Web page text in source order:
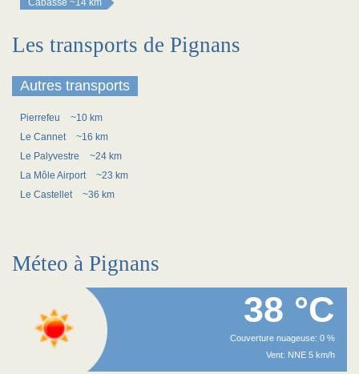
Cabasse ~14 km
Les transports de Pignans
Autres transports
Pierrefeu
~10 km
Le Cannet
~16 km
Le Palyvestre
~24 km
La Môle Airport
~23 km
Le Castellet
~36 km
Méteo à Pignans
38 °C
Couverture nuageuse: 0 %
Vent: NNE 5 km/h